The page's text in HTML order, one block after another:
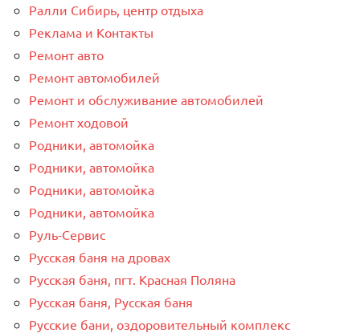
Ралли Сибирь, центр отдыха
Реклама и Контакты
Ремонт авто
Ремонт автомобилей
Ремонт и обслуживание автомобилей
Ремонт ходовой
Родники, автомойка
Родники, автомойка
Родники, автомойка
Родники, автомойка
Руль-Сервис
Русская баня на дровах
Русская баня, пгт. Красная Поляна
Русская баня, Русская баня
Русские бани, оздоровительный комплекс